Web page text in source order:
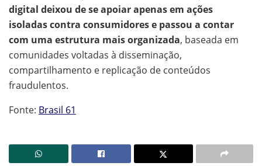
digital deixou de se apoiar apenas em ações
isoladas contra consumidores e passou a contar
com uma estrutura mais organizada, baseada em
comunidades voltadas à disseminação,
compartilhamento e replicação de conteúdos
fraudulentos.
Fonte: Brasil 61